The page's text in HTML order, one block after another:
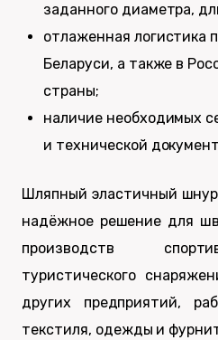
заданного диаметра,
отлаженная логистика
Беларуси, а также в
страны;
наличие необходимых
и технической
Шляпный эластичный
надёжное решение для
производств
туристического
других предприятий,
текстиля, одежды и